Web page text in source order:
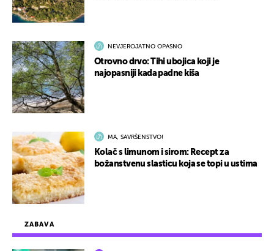
ZABAVA
NEVJEROJATNO OPASNO
Otrovno drvo: Tihi ubojica koji je
najopasniji kada padne kiša
MA, SAVRŠENSTVO!
Kolač s limunom i sirom: Recept za
božanstvenu slasticu koja se topi u ustima